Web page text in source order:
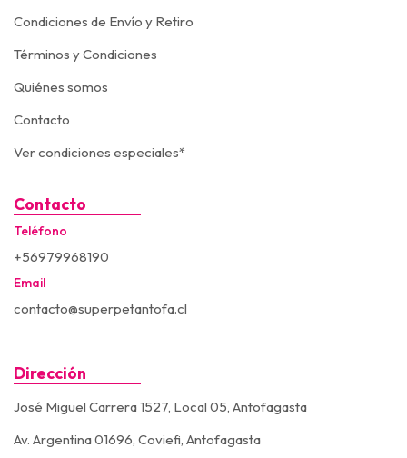
Condiciones de Envío y Retiro
Términos y Condiciones
Quiénes somos
Contacto
Ver condiciones especiales*
Contacto
Teléfono
+56979968190
Email
contacto@superpetantofa.cl
Dirección
José Miguel Carrera 1527, Local 05, Antofagasta
Av. Argentina 01696, Coviefi, Antofagasta